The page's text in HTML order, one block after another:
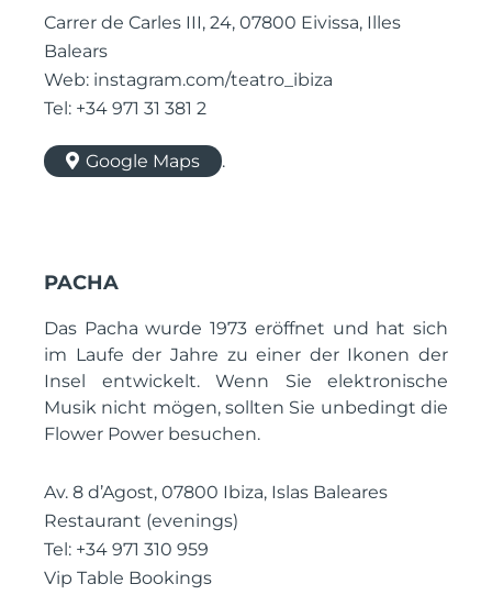
Carrer de Carles III, 24, 07800 Eivissa, Illes
Balears
Web: instagram.com/teatro_ibiza
Tel: +34 971 31 381 2
Google Maps .
PACHA
Das Pacha wurde 1973 eröffnet und hat sich
im Laufe der Jahre zu einer der Ikonen der
Insel entwickelt. Wenn Sie elektronische
Musik nicht mögen, sollten Sie unbedingt die
Flower Power besuchen.
Av. 8 d’Agost, 07800 Ibiza, Islas Baleares
Restaurant (evenings)
Tel: +34 971 310 959
Vip Table Bookings